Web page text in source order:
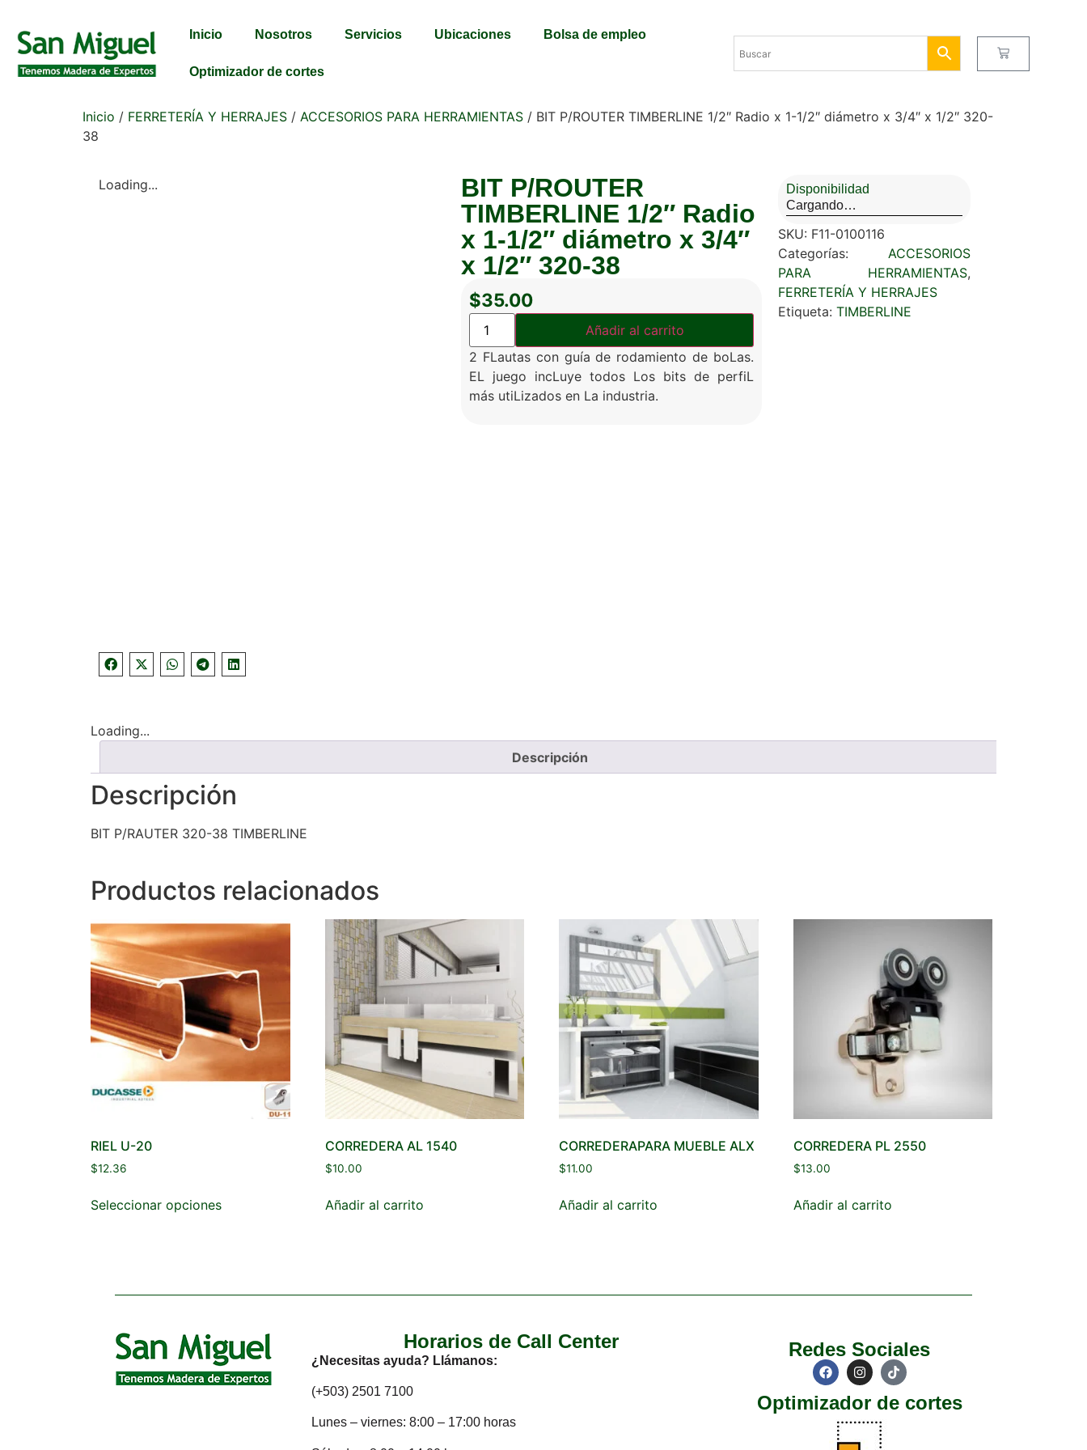
Inicio Nosotros Servicios Ubicaciones Bolsa de empleo
Optimizador de cortes
Inicio / FERRETERÍA Y HERRAJES / ACCESORIOS PARA HERRAMIENTAS / BIT P/ROUTER TIMBERLINE 1/2″ Radio x 1-1/2″ diámetro x 3/4″ x 1/2″ 320-
38
Loading...
BIT P/ROUTER
TIMBERLINE 1/2″ Radio
x 1-1/2″ diámetro x 3/4″
x 1/2″ 320-38
$35.00
Añadir al carrito
2 FLautas con guía de rodamiento de boLas.
EL juego incLuye todos Los bits de perfiL
más utiLizados en La industria.
Disponibilidad
Cargando…
SKU: F11-0100116
Categorías: ACCESORIOS
PARA HERRAMIENTAS,
FERRETERÍA Y HERRAJES
Etiqueta: TIMBERLINE
Loading...
Descripción
Descripción
BIT P/RAUTER 320-38 TIMBERLINE
Productos relacionados
RIEL U-20
$12.36
Seleccionar opciones
CORREDERA AL 1540
$10.00
Añadir al carrito
CORREDERAPARA MUEBLE ALX
$11.00
Añadir al carrito
CORREDERA PL 2550
$13.00
Añadir al carrito
Horarios de Call Center
¿Necesitas ayuda? Llámanos:
(+503) 2501 7100
Lunes – viernes: 8:00 – 17:00 horas
Redes Sociales
Optimizador de cortes